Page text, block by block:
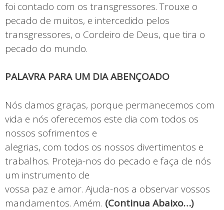
foi contado com os transgressores. Trouxe o
pecado de muitos, e intercedido pelos
transgressores, o Cordeiro de Deus, que tira o
pecado do mundo.
PALAVRA PARA UM DIA ABENÇOADO
Nós damos graças, porque permanecemos com
vida e nós oferecemos este dia com todos os
nossos sofrimentos e
alegrias, com todos os nossos divertimentos e
trabalhos. Proteja-nos do pecado e faça de nós
um instrumento de
vossa paz e amor. Ajuda-nos a observar vossos
mandamentos. Amém. (Continua Abaixo…)